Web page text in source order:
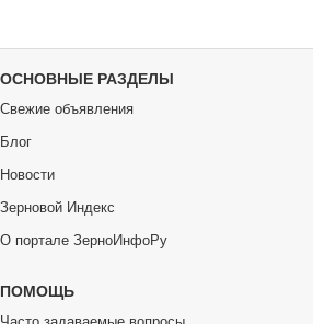
ОСНОВНЫЕ РАЗДЕЛЫ
Свежие объявления
Блог
Новости
Зерновой Индекс
О портале ЗерноИнфоРу
ПОМОЩЬ